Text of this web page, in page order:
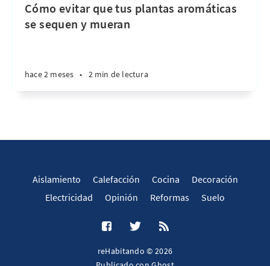
Cómo evitar que tus plantas aromáticas
se sequen y mueran
hace 2 meses • 2 min de lectura
Aislamiento Calefacción Cocina
Decoración
Electricidad
Opinión Reformas Suelo
reHabitando © 2026